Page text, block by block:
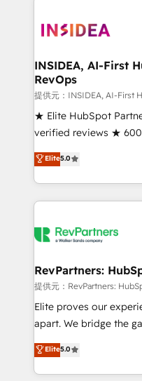
grows.
multi-region
scale. 🏆 HubSpot’s CEO called us “the partner of the
future.” Others agree
measurable impact.
INSIDEA, AI-First
RevOps
提供元：INSIDEA, AI-First
★ Elite HubSpot
verified reviews ★
G2 & Clutch ★ 150+
experts ★ 1,500+
countries ★ AI-first,
obsessed INSIDEA helps growing companies turn
team, migrate your
your time zone. What we do: ➤ Onboarding: Live in
weeks, with workflows
not a template. ➤
CRM. Zero downtime,
revenue process.
together. ➤ AI and
Elite5.0
RevPartners:
提供元：RevPartners:
Elite proves our
apart. We bridge the gap where most agencies fall
short by combining
execution to solve the
solution. As the only firm in the world to hold Elite
Elite5.0